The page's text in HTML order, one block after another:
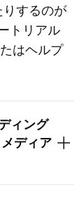
するのが
トリアル
はヘルプ
ィング
ディア